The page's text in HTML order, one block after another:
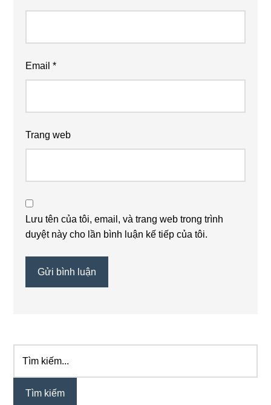
Email*
Trang web
Lưu tên của tôi, email, và trang web trong trình
duyệt này cho lần bình luận kế tiếp của tôi.
Sidebar
chính
kiếm...